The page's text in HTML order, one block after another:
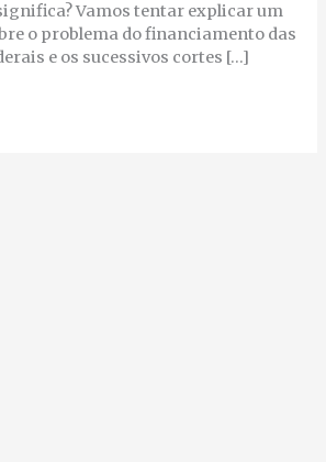
Vamos tentar explicar um
o problema do financiamento das
e os sucessivos cortes […]